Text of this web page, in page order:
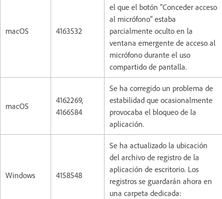
macOS 4163532
el que el botón "Conceder acceso
al micrófono" estaba
parcialmente oculto en la
ventana emergente de acceso al
micrófono durante el uso
compartido de pantalla.
macOS
4162269,
4166584
Se ha corregido un problema de
estabilidad que ocasionalmente
provocaba el bloqueo de la
aplicación.
Windows 4158548
Se ha actualizado la ubicación
del archivo de registro de la
aplicación de escritorio. Los
registros se guardarán ahora en
una carpeta dedicada: